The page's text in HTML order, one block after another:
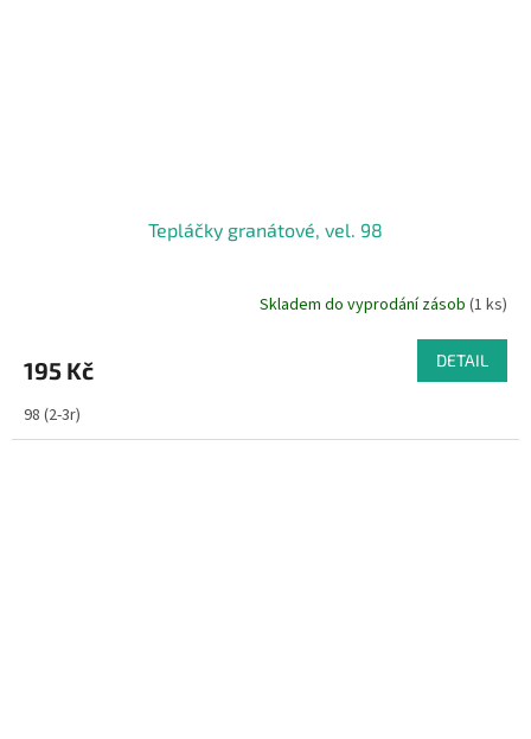
Tepláčky granátové, vel. 98
Skladem do vyprodání zásob (1 ks)
195 Kč DETAIL
98 (2-3r)